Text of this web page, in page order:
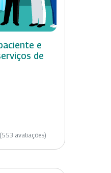
e
de
(553 avaliações)